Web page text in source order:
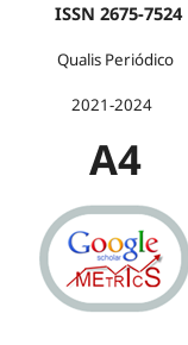
ISSN 2675-7524
Qualis Periódico
2021-2024
A4